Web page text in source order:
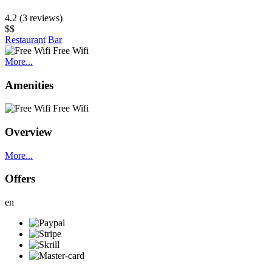
4.2 (3 reviews)
$$
Restaurant Bar
Free Wifi
More...
Amenities
Free Wifi
Overview
More...
Offers
en